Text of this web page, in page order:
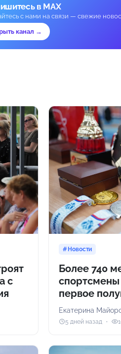
в MAX
с нами на связи — свежие
канал →
с
Новости
Более 740
спортсмены
первое
Екатерина
5 дней назад